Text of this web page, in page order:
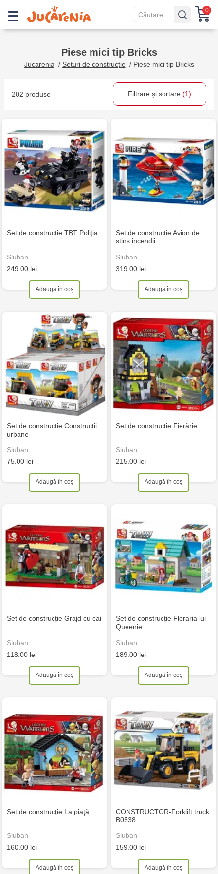
0
Piese mici tip Bricks
Jucarenia / Seturi de construcție / Piese mici tip Bricks
202 produse Filtrare și sortare (1)
Set de construcție TBT Poliţia
Sluban
249.00 lei
Adaugă în coș
Set de construcție Avion de
stins incendii
Sluban
319.00 lei
Adaugă în coș
Set de construcție Construcții
urbane
Sluban
75.00 lei
Adaugă în coș
Set de construcție Fierărie
Sluban
215.00 lei
Adaugă în coș
Set de construcție Grajd cu cai
Sluban
118.00 lei
Adaugă în coș
Set de construcție Floraria lui
Queenie
Sluban
189.00 lei
Adaugă în coș
Set de construcție La piaţă
Sluban
160.00 lei
Adaugă în coș
CONSTRUCTOR-Forklift truck
B0538
Sluban
159.00 lei
Adaugă în coș